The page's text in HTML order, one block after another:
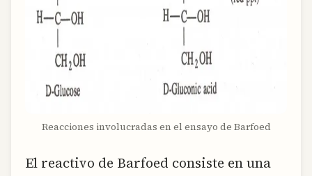
Reacciones involucradas en el ensayo de Barfoed
El reactivo de Barfoed consiste en una